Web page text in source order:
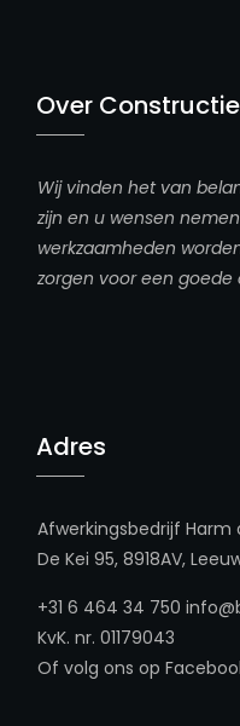
Over Constructie
Wij vinden het van
zijn en u wensen
werkzaamheden
zorgen voor een
Adres
Afwerkingsbedrijf Harm
De Kei 95, 8918AV,
+31 6 464 34 750
KvK. nr. 01179043
Of volg ons op